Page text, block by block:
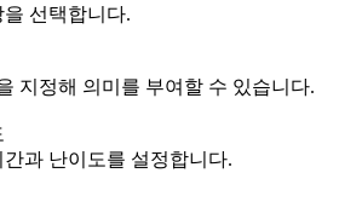
선택합니다.
지정해 의미를 부여할 수 있습니다.
과 난이도를 설정합니다.